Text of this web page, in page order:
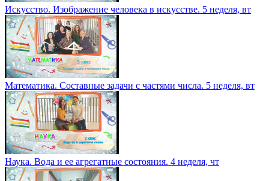
Искусство. Изображение человека в искусстве. 5 неделя, вт
Математика. Составные задачи с частями числа. 5 неделя, вт
Наука. Вода и ее агрегатные состояния. 4 неделя, чт